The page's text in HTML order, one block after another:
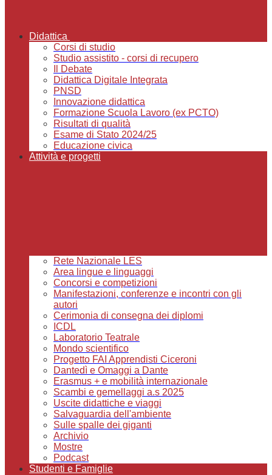
Didattica
Corsi di studio
Studio assistito - corsi di recupero
Il Debate
Didattica Digitale Integrata
PNSD
Innovazione didattica
Formazione Scuola Lavoro (ex PCTO)
Risultati di qualità
Esame di Stato 2024/25
Educazione civica
Attività e progetti
Rete Nazionale LES
Area lingue e linguaggi
Concorsi e competizioni
Manifestazioni, conferenze e incontri con gli
autori
Cerimonia di consegna dei diplomi
ICDL
Laboratorio Teatrale
Mondo scientifico
Progetto FAI Apprendisti Ciceroni
Dantedì e Omaggi a Dante
Erasmus + e mobilità internazionale
Scambi e gemellaggi a.s 2025
Uscite didattiche e viaggi
Salvaguardia dell'ambiente
Sulle spalle dei giganti
Archivio
Mostre
Podcast
Studenti e Famiglie